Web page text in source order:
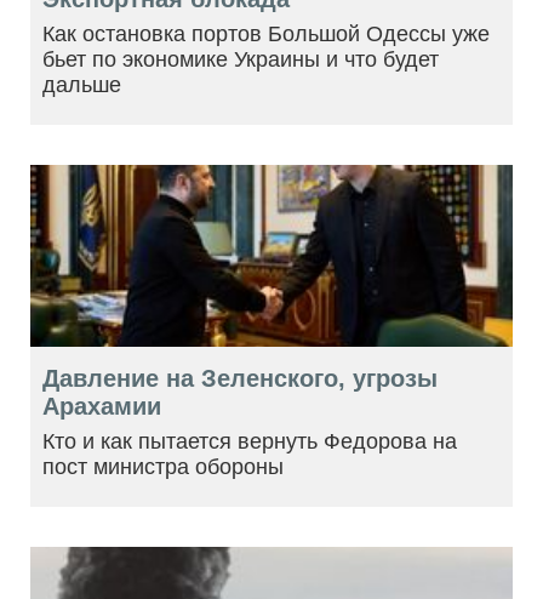
Как остановка портов Большой Одессы уже
бьет по экономике Украины и что будет
дальше
Давление на Зеленского, угрозы
Арахамии
Кто и как пытается вернуть Федорова на
пост министра обороны